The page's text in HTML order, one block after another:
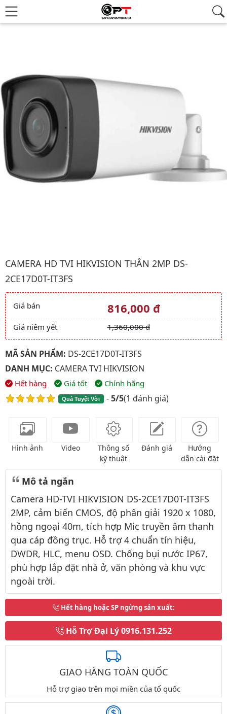
Hình ảnh đại diện của sản phẩm Camera HD TVI HIKVISION
CAMERA HD TVI HIKVISION THÂN 2MP DS-
2CE17D0T-IT3FS
Giá và khuyến mãi
Giá bán 816,000 đ
Giá niêm yết 1,360,000 đ
MÃ SẢN PHẨM: DS-2CE17D0T-IT3FS
DANH MỤC: CAMERA TVI HIKVISION
Hết hàng Giá tốt Chính hãng
Quá Tuyệt Vời -5/5(1 đánh giá)
Hình ảnh Video
Thông số
kỹ thuật
Đánh giá
Hướng
dẫn cài đặt
Mô tả ngắn
Camera HD-TVI HIKVISION DS-2CE17D0T-IT3FS
2MP, cảm biến CMOS, độ phân giải 1920 x 1080,
hồng ngoại 40m, tích hợp Mic truyền âm thanh
qua cáp đồng trục. Hỗ trợ 4 chuẩn tín hiệu,
DWDR, HLC, menu OSD. Chống bụi nước IP67,
phù hợp lắp đặt nhà ở, văn phòng và khu vực
ngoài trời.
Hết hàng hoặc SP ngừng sản xuất:
Hỗ Trợ Đại Lý0916.131.252
GIAO HÀNG TOÀN QUỐC
Hỗ trợ giao trên mọi miền của tổ quốc